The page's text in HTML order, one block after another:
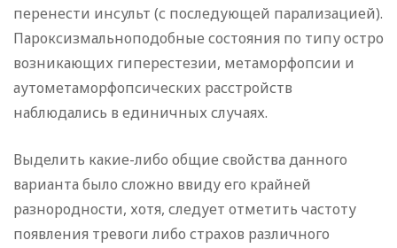
перенести инсульт (с последующей парализацией).
Пароксизмальноподобные состояния по типу остро
возникающих гиперестезии, метаморфопсии и
аутометаморфопсических расстройств
наблюдались в единичных случаях.
Выделить какие-либо общие свойства данного
варианта было сложно ввиду его крайней
разнородности, хотя, следует отметить частоту
появления тревоги либо страхов различного